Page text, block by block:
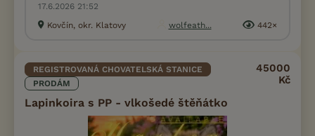
17.6.2026 21:52
Kovčín, okr. Klatovy
wolfeath... 442×
REGISTROVANÁ CHOVATELSKÁ STANICE
PRODÁM
Lapinkoira s PP - vlkošedé štěňátko
45000
Kč